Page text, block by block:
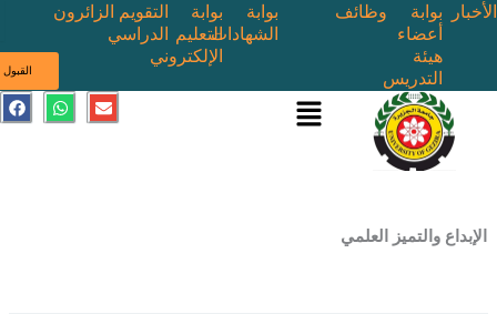
بوابة
التدريس
وظائف
الشهادات
بوابة
التعليم
الإلكتروني
التقويم
الدراسي
الزائرون
والتميز العلمي
القائمة E
W
h
F
a